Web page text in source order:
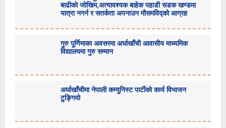
बाढीको जोखिम,अत्यावश्यक बाहेक पहाडी सडक खण्डमा
यात्रा नगर्न र सतर्कता अपनाउन मौसमविद्काे आग्रह
गुरु पूर्णिमाका अवसरमा अर्घाखाँची आवासीय माध्यमिक
विद्यालयमा गुरु सम्मान
अर्घाखाँचीमा नेपाली कम्युनिस्ट पार्टीको कार्य विभाजन
टुङ्गियो